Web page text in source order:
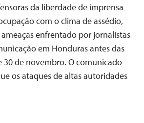
da liberdade de imprensa
com o clima de assédio,
enfrentado por jornalistas
em Honduras antes das
30 de novembro. O comunicado
os ataques de altas autoridades